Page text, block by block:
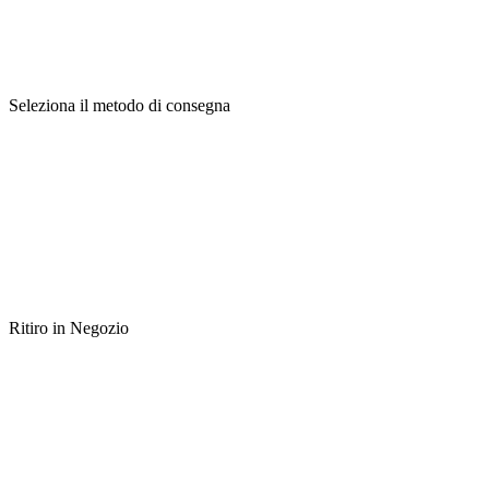
Seleziona il metodo di consegna
Ritiro in Negozio